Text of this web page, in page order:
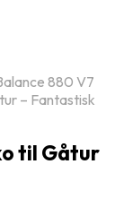
880 V7
– Fantastisk
til Gåtur